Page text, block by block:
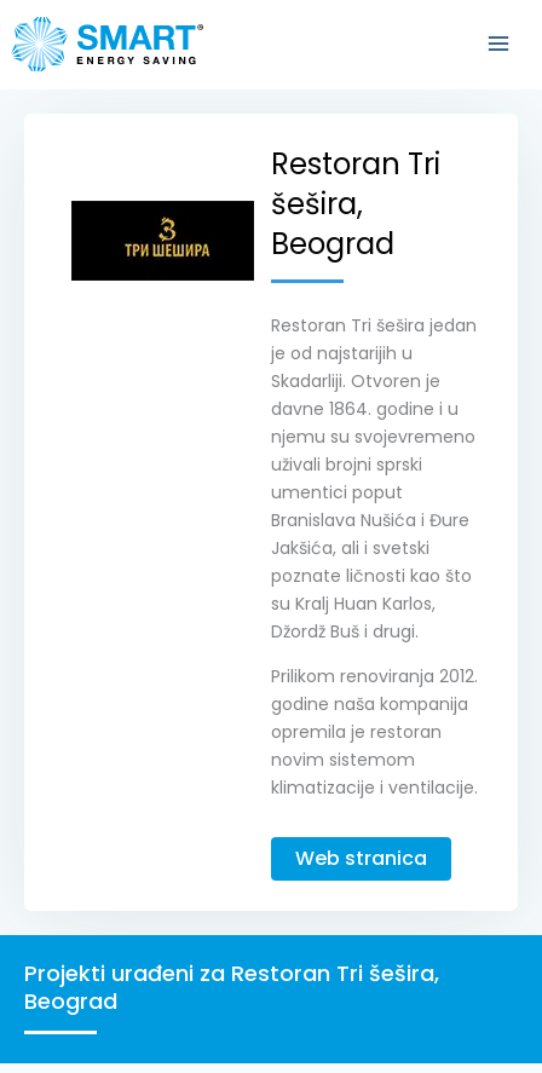
Pređi
na
sadržaj
Restoran Tri
šešira,
Beograd
Restoran Tri šešira jedan
je od najstarijih u
Skadarliji. Otvoren je
davne 1864. godine i u
njemu su svojevremeno
uživali brojni sprski
umentici poput
Branislava Nušića i Đure
Jakšića, ali i svetski
poznate ličnosti kao što
su Kralj Huan Karlos,
Džordž Buš i drugi.
Prilikom renoviranja 2012.
godine naša kompanija
opremila je restoran
novim sistemom
klimatizacije i ventilacije.
Web stranica
Projekti urađeni za Restoran Tri šešira,
Beograd